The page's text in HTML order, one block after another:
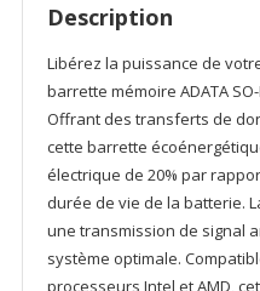
2666
MHz
Portable
Description
Libérez la puissance de
barrette mémoire ADATA
Offrant des transferts de
cette barrette
électrique de 20% par
durée de vie de la batterie.
une transmission de signal
système optimale.
processeurs Intel et AMD,